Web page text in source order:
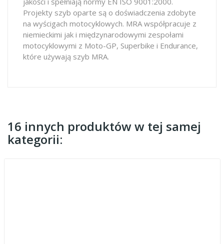
Projekty szyb oparte są o doświadczenia zdobyte
na wyścigach motocyklowych. MRA współpracuje z
niemieckimi jak i międzynarodowymi zespołami
motocyklowymi z Moto-GP, Superbike i Endurance,
które używają szyb MRA.
16 innych produktów w tej samej
kategorii: